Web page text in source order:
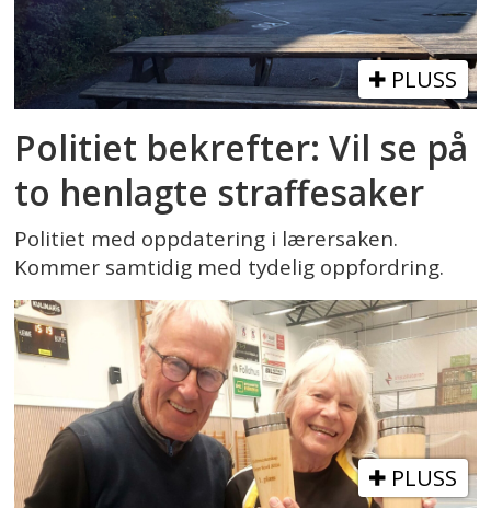
PLUSS
Politiet bekrefter: Vil se på
to henlagte straffesaker
Politiet med oppdatering i lærersaken.
Kommer samtidig med tydelig oppfordring.
PLUSS